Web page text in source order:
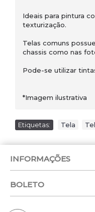
Ideais para pintura
texturização.
Telas comuns
chassis como nas
Pode-se utilizar
*Imagem ilustrativa
Etiquetas: Tela
INFORMAÇÕES
BOLETO